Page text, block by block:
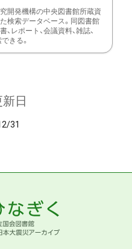
開発機構の中央図書館所蔵資
検索データベース。同図書館
レポート、会議資料、雑誌、
きる。
日
31